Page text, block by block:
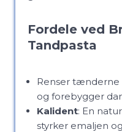
Fordele ved
Tandpasta
Renser tænderne
og forebygger
Kalident: En
styrker emaljen